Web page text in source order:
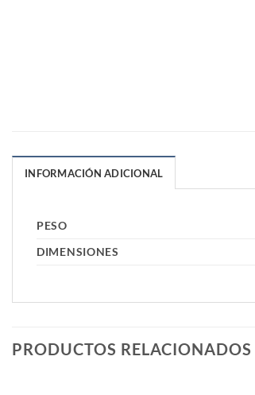
INFORMACIÓN ADICIONAL
PESO
DIMENSIONES
PRODUCTOS RELACIONADOS